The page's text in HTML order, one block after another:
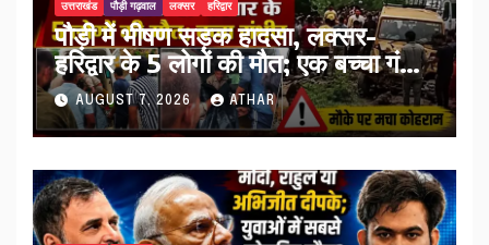
उत्तराखंड पौड़ी गढ़वाल लक्सर हरिद्वार
पौड़ी में भीषण सड़क हादसा, लक्सर-
हरिद्वार के 5 लोगों की मौत; एक बच्चा गंभीर
घायल…
AUGUST 7, 2026 ATHAR